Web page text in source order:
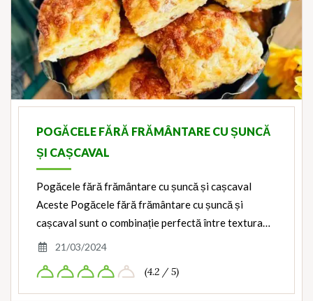
POGĂCELE FĂRĂ FRĂMÂNTARE CU ȘUNCĂ
ȘI CAȘCAVAL
Pogăcele fără frământare cu șuncă și cașcaval
Aceste Pogăcele fără frământare cu șuncă și
cașcaval sunt o combinație perfectă între textura…
21/03/2024
(4.2 / 5)